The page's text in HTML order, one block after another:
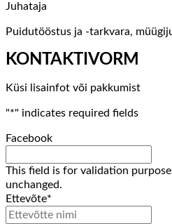
Juhataja
Puidutööstus ja -tarkvara,
KONTAKTIVORM
Küsi lisainfot või pakkumist
"*" indicates required fields
Facebook
This field is for validation
unchanged.
Ettevõte*